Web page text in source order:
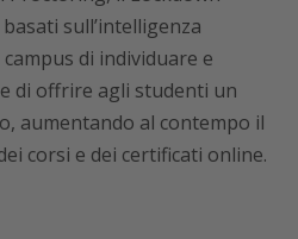
sull’intelligenza
di individuare e
di offrire agli studenti un
aumentando al contempo il
corsi e dei certificati online.